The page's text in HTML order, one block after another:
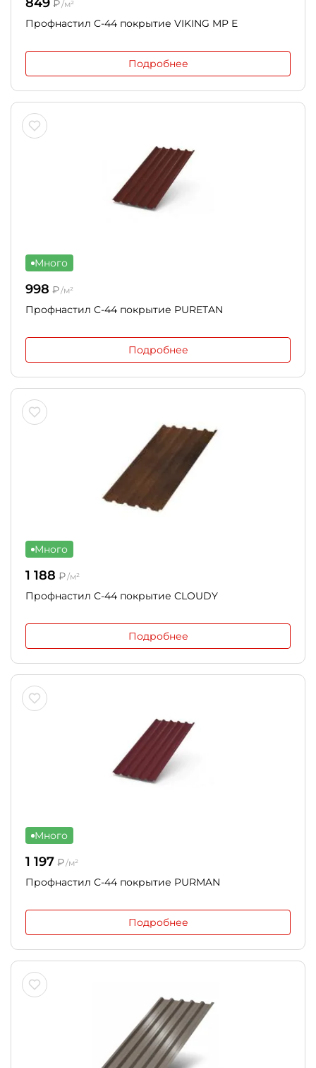
₽/м²
Профнастил С-44 покрытие VIKING MP E
Подробнее
Много
998 ₽/м²
Профнастил С-44 покрытие PURETAN
Подробнее
Много
1 188 ₽/м²
Профнастил С-44 покрытие CLOUDY
Подробнее
Много
1 197 ₽/м²
Профнастил С-44 покрытие PURMAN
Подробнее